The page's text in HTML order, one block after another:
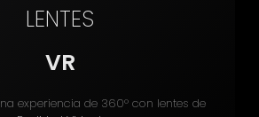
LENTES
VR
experiencia de 360° con lentes de